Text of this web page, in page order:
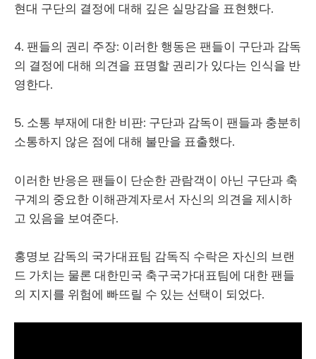
현대 구단의 결정에 대해 깊은 실망감을 표현했다.
4. 팬들의 권리 주장: 이러한 행동은 팬들이 구단과 감독
의 결정에 대해 의견을 표명할 권리가 있다는 인식을 반
영한다.
5. 소통 부재에 대한 비판: 구단과 감독이 팬들과 충분히
소통하지 않은 점에 대해 불만을 표출했다.
이러한 반응은 팬들이 단순한 관람객이 아닌 구단과 축
구계의 중요한 이해관계자로서 자신의 의견을 제시하
고 있음을 보여준다.
홍명보 감독의 국가대표팀 감독직 수락은 자신의 브랜
드 가치는 물론 대한민국 축구국가대표팀에 대한 팬들
의 지지를 위험에 빠뜨릴 수 있는 선택이 되었다.